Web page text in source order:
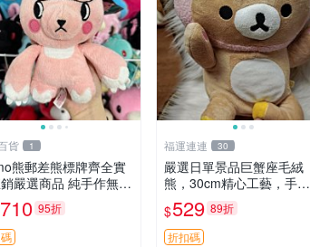
貨 1
熊郵差熊標牌齊全實
嚴選商品 純手作無修
收藏 郵差熊 Momo熊
商品 95折
福運連連 30
嚴選日單景品巨蟹座毛絨
熊，30cm精心工藝，手感
軟糯推薦收藏送人 巨蟹座
毛絨玩具 精緻做工
$529 89折
折扣碼